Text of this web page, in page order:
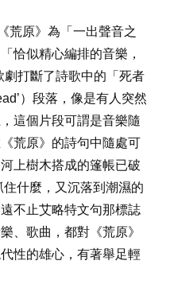
荒原》為「一出聲音之
恰似精心編排的音樂，
劇打斷了詩歌中的「死者
）段落，像是有人突然
這個片段可謂是音樂隨
荒原》的詩句中隨處可
上樹木搭成的篷帳已破
什麼，又沉落到潮濕的
不止艾略特文句那標誌
、歌曲，都對《荒原》
性的雄心，有著舉足輕